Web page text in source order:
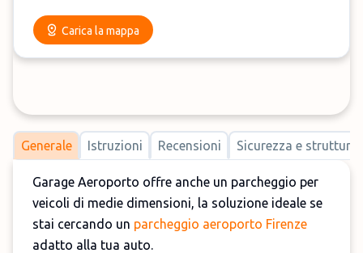
Carica la mappa
Generale Istruzioni Recensioni Sicurezza e strutture
Garage Aeroporto offre anche un parcheggio per
veicoli di medie dimensioni, la soluzione ideale se
stai cercando un parcheggio aeroporto Firenze
adatto alla tua auto.